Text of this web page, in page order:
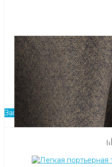
Рогожка портьерно-
Bison
Ширина, см: 138
Плотность, г/м²: 285
Состав: 100% PES FR
Запросить прайс-лист